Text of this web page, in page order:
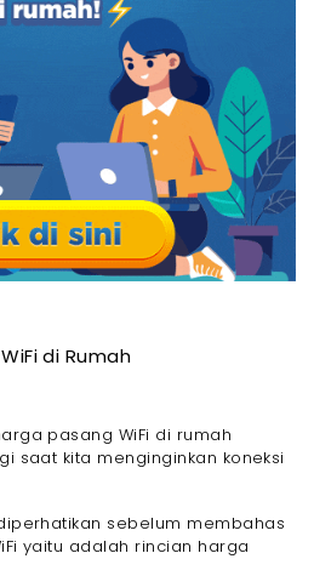
di Rumah
pasang WiFi di rumah
saat kita menginginkan koneksi
sebelum membahas
yaitu adalah rincian harga